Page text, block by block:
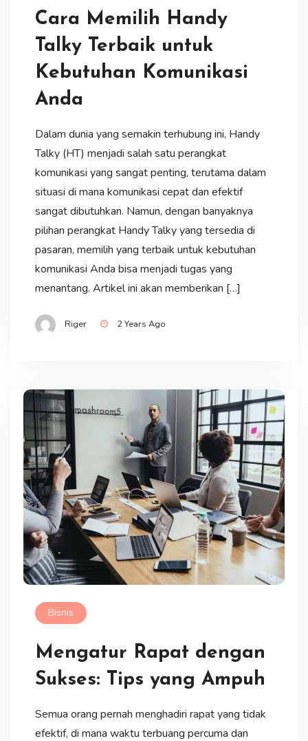
Cara Memilih Handy
Talky Terbaik untuk
Kebutuhan Komunikasi
Anda
Dalam dunia yang semakin terhubung ini, Handy
Talky (HT) menjadi salah satu perangkat
komunikasi yang sangat penting, terutama dalam
situasi di mana komunikasi cepat dan efektif
sangat dibutuhkan. Namun, dengan banyaknya
pilihan perangkat Handy Talky yang tersedia di
pasaran, memilih yang terbaik untuk kebutuhan
komunikasi Anda bisa menjadi tugas yang
menantang. Artikel ini akan memberikan […]
Riger 2 Years Ago
Bisnis
Mengatur Rapat dengan
Sukses: Tips yang Ampuh
Semua orang pernah menghadiri rapat yang tidak
efektif, di mana waktu terbuang percuma dan